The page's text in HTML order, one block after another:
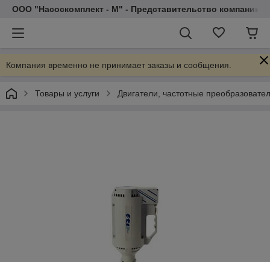
ООО "Насоскомплект - М" - Представительство компании
Компания временно не принимает заказы и сообщения.
Товары и услуги Двигатели, частотные